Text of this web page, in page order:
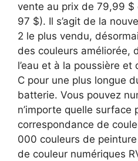
vente au prix de 79,99 $
97 $). Il s’agit de la
2 le plus vendu,
des couleurs améliorée,
l’eau et à la poussière et
C pour une plus longue
batterie. Vous pouvez
n’importe quelle surface
correspondance de
000 couleurs de
de couleur numériques